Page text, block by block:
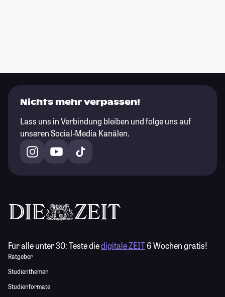
Nichts mehr verpassen!
Lass uns in Verbindung bleiben und folge uns auf
unseren Social-Media Kanälen.
Für alle unter 30:Teste diedigitale ZEIT6 Wochen gratis!
Ratgeber
Studienthemen
Studienformate